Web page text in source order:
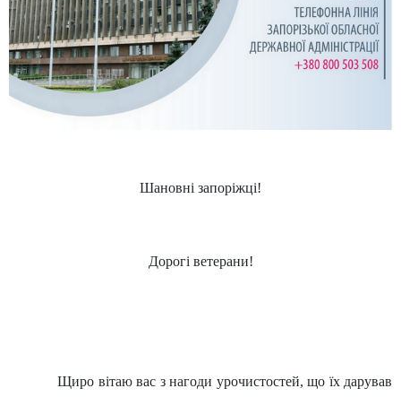
Шановні запоріжці!
Дорогі ветерани!
Щиро вітаю вас з нагоди урочистостей, що їх дарував